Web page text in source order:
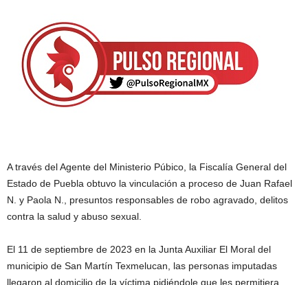
A través del Agente del Ministerio Púbico, la Fiscalía General del
Estado de Puebla obtuvo la vinculación a proceso de Juan Rafael
N. y Paola N., presuntos responsables de robo agravado, delitos
contra la salud y abuso sexual.
El 11 de septiembre de 2023 en la Junta Auxiliar El Moral del
municipio de San Martín Texmelucan, las personas imputadas
llegaron al domicilio de la víctima pidiéndole que les permitiera